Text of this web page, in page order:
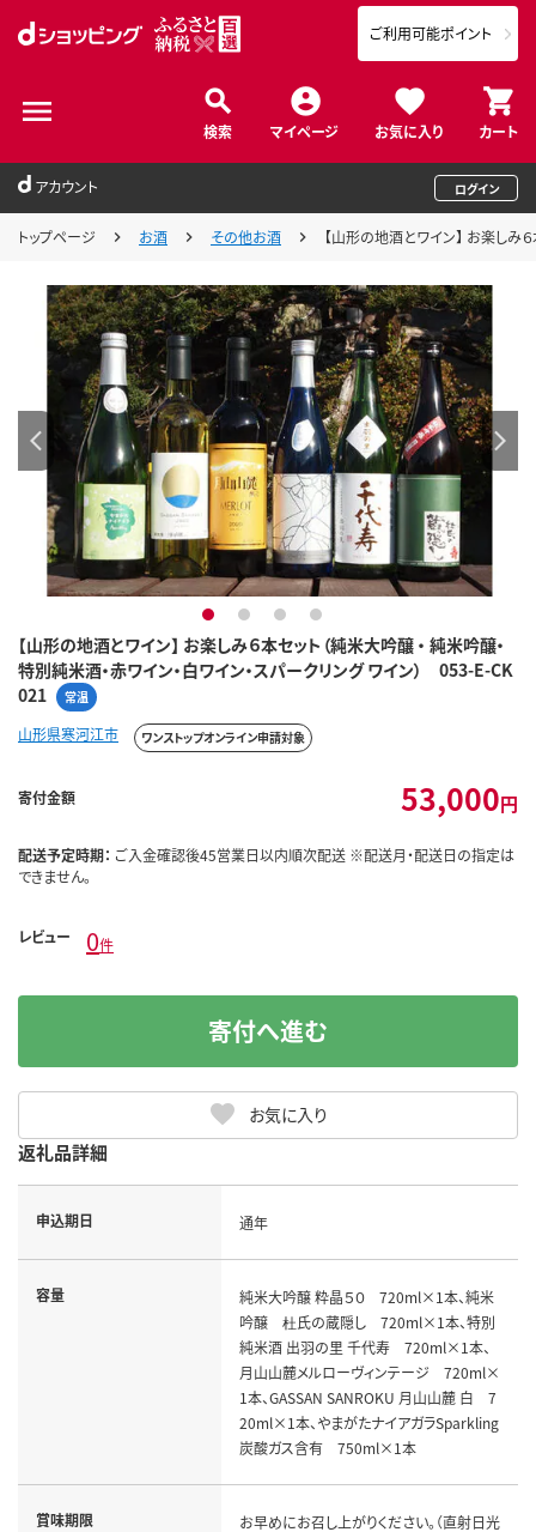
検索 マイページ お気に入り カート
ご利用可能ポイント
アカウント ログイン
トップページ お酒 その他お酒 【山形の地酒とワイン】 お楽しみ
【山形の地酒とワイン】 お楽しみ６本セット（純米大吟醸 ・ 純米吟醸・
特別純米酒・赤ワイン・白ワイン・スパークリング ワイン） 053-E-CK
021
常温
1 2 3 4
山形県寒河江市 ワンストップオンライン申請対象
寄付金額 53,000円
配送予定時期： ご入金確認後45営業日以内順次配送 ※配送月・配送日の指定は
できません。
レビュー 0件
お気に入り
寄付へ進む
返礼品詳細
申込期日 通年
容量
純米大吟醸 粋晶５０ 720ml×1本、純米
吟醸 杜氏の蔵隠し 720ml×1本、特別
純米酒 出羽の里 千代寿 720ml×1本、
月山山麓メルローヴィンテージ 720ml×
1本、GASSAN SANROKU 月山山麓 白 7
20ml×1本、やまがたナイアガラSparkling
炭酸ガス含有 750ml×1本
賞味期限
お早めにお召し上がりください。（直射日光